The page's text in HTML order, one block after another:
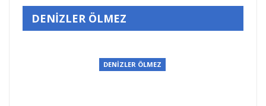
DENİZLER ÖLMEZ
DENİZLER ÖLMEZ